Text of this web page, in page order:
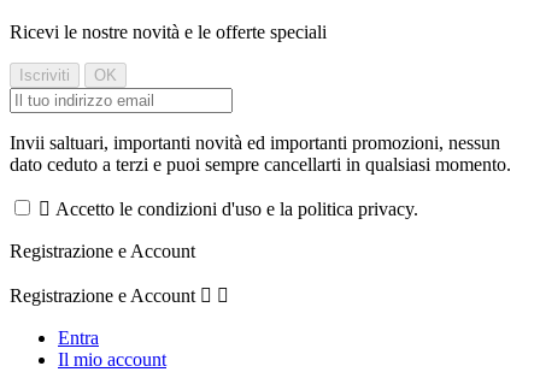
Ricevi le nostre novità e le offerte speciali
Invii saltuari, importanti novità ed importanti promozioni, nessun
dato ceduto a terzi e puoi sempre cancellarti in qualsiasi momento.
 Accetto le condizioni d'uso e la politica privacy.
Registrazione e Account
Registrazione e Account  
Entra
Il mio account